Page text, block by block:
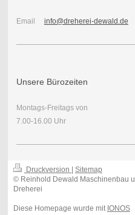
Email info@dreherei-dewald.de
Unsere Bürozeiten
Montags-Freitags von
7.00-16.00 Uhr
Druckversion | Sitemap
© Reinhold Dewald Maschinenbau u.
Dreherei
Diese Homepage wurde mit IONOS